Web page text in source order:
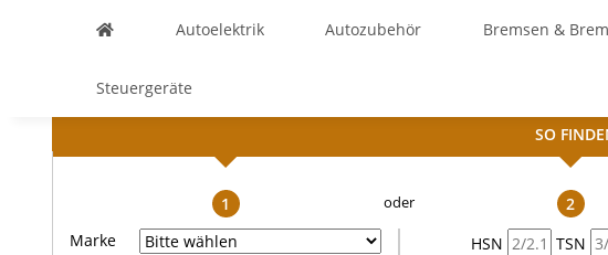
Autoelektrik Autozubehör Bremsen &
Steuergeräte
SO
1
Marke
2
HSN
TSN